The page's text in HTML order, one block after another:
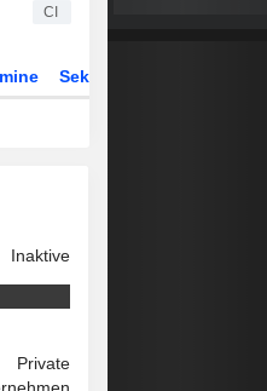
CI
Sektor
Inaktive
Private